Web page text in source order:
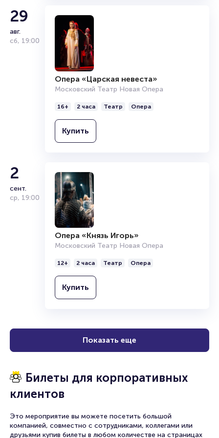
Полезные ссылки
Подробнее о том, как вернуть, сдать или продать билет
читайте в разделах:
Продать билет
Организаторам
29
авг.
сб, 19:00
Опера «Царская невеста»
Московский Театр Новая Опера
16+ 2 часа Театр Опера
Купить
2
сент.
ср, 19:00
Опера «Князь Игорь»
Московский Театр Новая Опера
12+ 2 часа Театр Опера
Купить
Показать еще
Билеты для корпоративных
клиентов
Это мероприятие вы можете посетить большой
компанией, совместно с сотрудниками, коллегами или
друзьями купив билеты в любом количестве на страницах